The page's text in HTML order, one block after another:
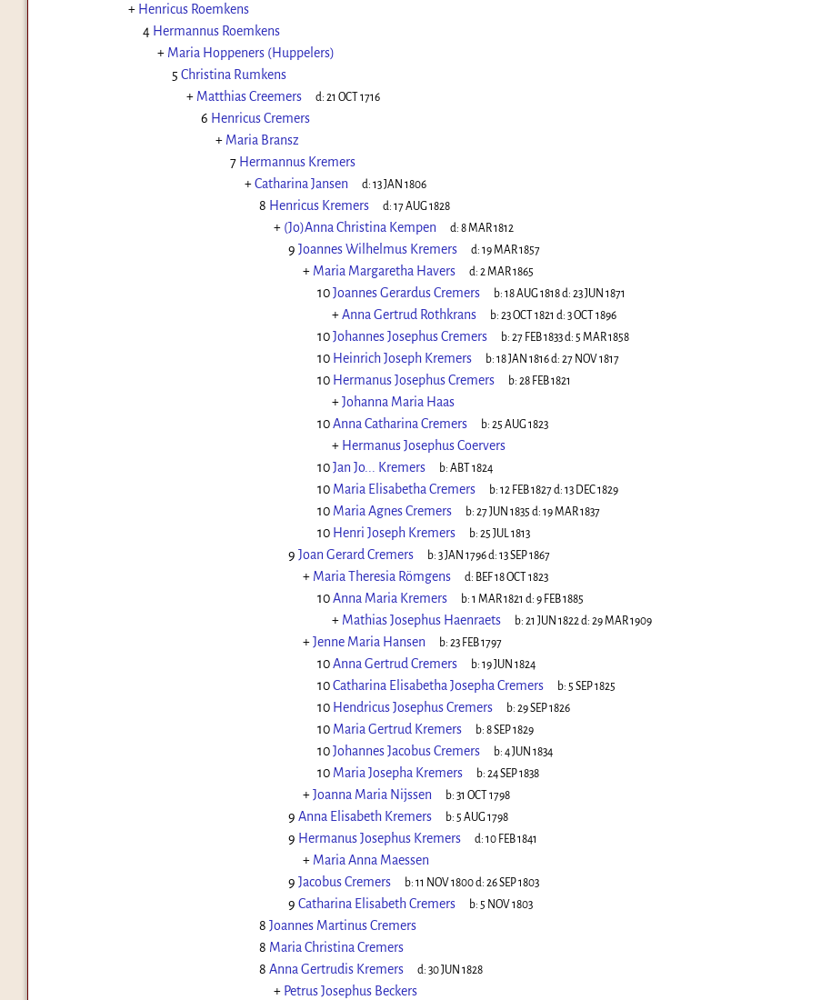
+ Henricus Roemkens
4 Hermannus Roemkens
+ Maria Hoppeners (Huppelers)
5 Christina Rumkens
+ Matthias Creemers d: 21 OCT 1716
6 Henricus Cremers
+ Maria Bransz
7 Hermannus Kremers
+Catharina Jansen d: 13 JAN 1806
8 Henricus Kremers d: 17 AUG 1828
+ (Jo)Anna Christina Kempen d: 8 MAR 1812
9 Joannes Wilhelmus Kremers d: 19 MAR 1857
+ Maria Margaretha Havers d: 2 MAR 1865
10Joannes Gerardus Cremers b: 18 AUG 1818d: 23 JUN 1871
+Anna Gertrud Rothkrans b: 23 OCT 1821 d: 3 OCT 1896
10Johannes Josephus Cremers b: 27 FEB 1833d: 5 MAR 1858
10 Heinrich Joseph Kremers b: 18 JAN 1816d: 27 NOV 1817
10 Hermanus Josephus Cremers b: 28 FEB 1821
+Johanna Maria Haas
10Anna Catharina Cremers b: 25 AUG 1823
+ Hermanus Josephus Coervers
10Jan Jo... Kremers b: ABT 1824
10 Maria Elisabetha Cremers b: 12 FEB 1827d: 13 DEC 1829
10 Maria Agnes Cremers b: 27 JUN 1835 d: 19 MAR 1837
10 Henri Joseph Kremers b: 25 JUL 1813
9 Joan Gerard Cremers b: 3 JAN 1796d: 13 SEP 1867
+ Maria Theresia Römgens d: BEF 18 OCT 1823
10Anna Maria Kremers b: 1 MAR 1821 d: 9 FEB 1885
+ Mathias Josephus Haenraets b: 21 JUN 1822d: 29 MAR 1909
+Jenne Maria Hansen b: 23 FEB 1797
10Anna Gertrud Cremers b: 19 JUN 1824
10Catharina Elisabetha Josepha Cremers b: 5 SEP 1825
10 Hendricus Josephus Cremers b: 29 SEP 1826
10 Maria Gertrud Kremers b: 8 SEP 1829
10Johannes Jacobus Cremers b: 4 JUN 1834
10 Maria Josepha Kremers b: 24 SEP 1838
+Joanna Maria Nijssen b: 31 OCT 1798
9 Anna Elisabeth Kremers b: 5 AUG 1798
9 Hermanus Josephus Kremers d: 10 FEB 1841
+ Maria Anna Maessen
9 Jacobus Cremers b: 11 NOV 1800d: 26 SEP 1803
9 Catharina Elisabeth Cremers b: 5 NOV 1803
8 Joannes Martinus Cremers
8 Maria Christina Cremers
8 Anna Gertrudis Kremers d: 30 JUN 1828
+ Petrus Josephus Beckers